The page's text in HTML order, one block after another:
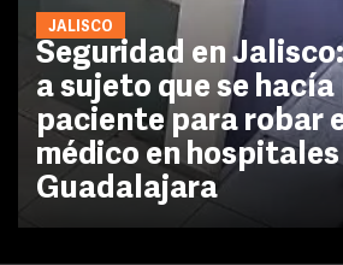
JALISCO
Seguridad en
a sujeto que se
paciente para robar
médico en hospitales
Guadalajara